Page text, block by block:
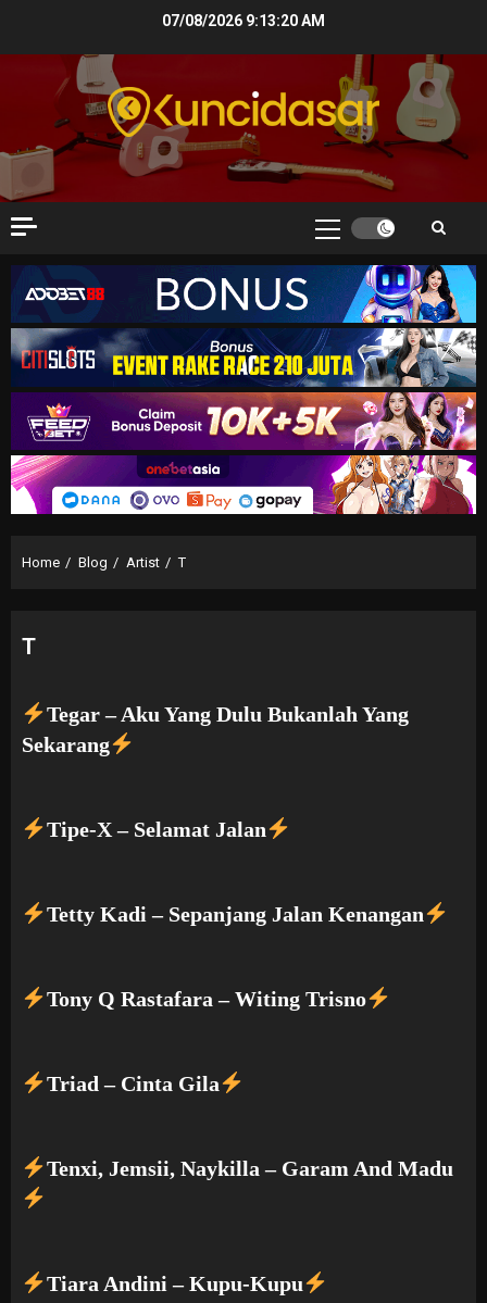
07/08/2026 9:13:21 AM
Primary
Home Blog Artist T
T
Tegar – Aku Yang Dulu Bukanlah Yang
Sekarang
Tipe-X – Selamat Jalan
Tetty Kadi – Sepanjang Jalan Kenangan
Tony Q Rastafara – Witing Trisno
Triad – Cinta Gila
Tenxi, Jemsii, Naykilla – Garam And Madu
Tiara Andini – Kupu-Kupu